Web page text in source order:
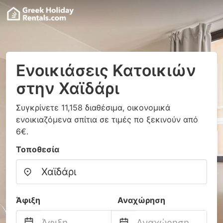
Ενοικιάσεις Κατοικιών
στην Χαϊδάρι
Συγκρίνετε 11,158 διαθέσιμα, οικονομικά
ενοικιαζόμενα σπίτια σε τιμές πο ξεκινούν από
6€.
Τοποθεσία
Άφιξη Αναχώρηση